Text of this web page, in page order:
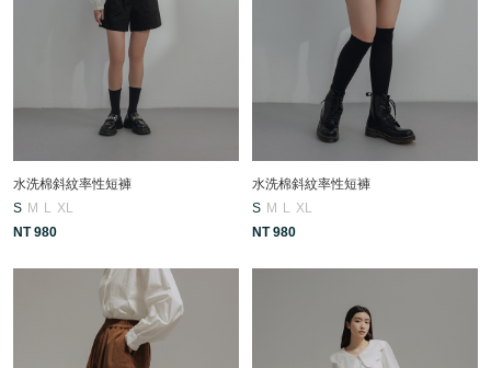
水洗棉斜紋率性短褲
S M L
XL
NT 980
水洗棉斜紋率性短褲
S M L
XL
NT 980